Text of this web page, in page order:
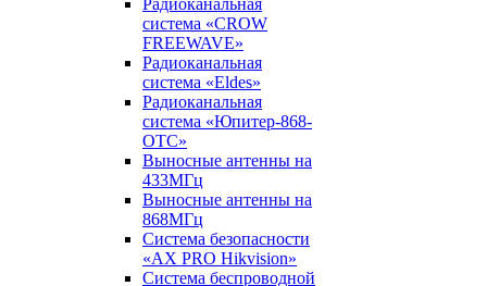
Радиоканальная
система «CROW
FREEWAVE»
Радиоканальная
система «Eldes»
Радиоканальная
система «Юпитер-868-
ОТС»
Выносные антенны на
433МГц
Выносные антенны на
868МГц
Система безопасности
«AX PRO Hikvision»
Система беспроводной